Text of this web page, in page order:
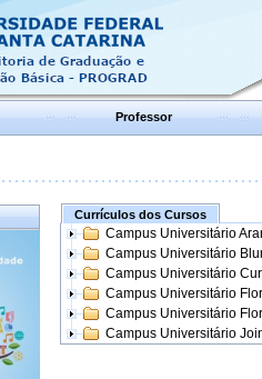
Professor
Currículos dos Cursos
Campus Universitário
Campus Universitário
Campus Universitário
Campus Universitário
Campus Universitário
Campus Universitário